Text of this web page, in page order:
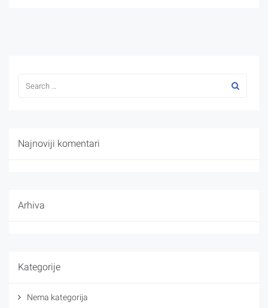
Najnoviji komentari
Arhiva
Kategorije
Nema kategorija